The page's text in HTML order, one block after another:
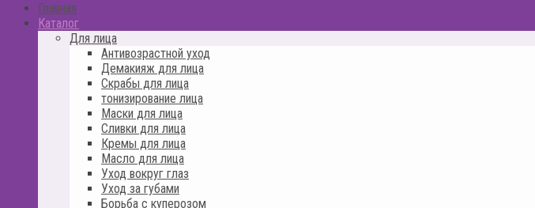
Главная
Каталог
Для лица
Антивозрастной уход
Демакияж для лица
Скрабы для лица
тонизирование лица
Маски для лица
Сливки для лица
Кремы для лица
Масло для лица
Уход вокруг глаз
Уход за губами
Борьба с куперозом